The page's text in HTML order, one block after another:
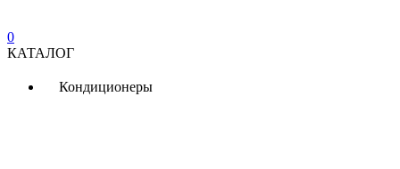
0
КАТАЛОГ
Кондиционеры